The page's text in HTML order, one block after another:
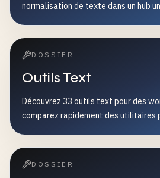
normalisation de texte dans un hub
DOSSIER
Outils Text
Découvrez 33 outils text pour des
comparez rapidement des utilitaires
DOSSIER